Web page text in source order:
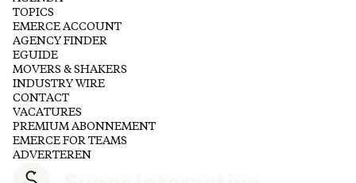
TOPICS
EMERCE ACCOUNT
AGENCY FINDER
EGUIDE
MOVERS & SHAKERS
INDUSTRY WIRE
CONTACT
VACATURES
PREMIUM ABONNEMENT
EMERCE FOR TEAMS
ADVERTEREN